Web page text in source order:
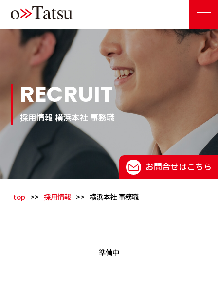
RECRUIT
採用情報 横浜本社 事務職
お問合せはこちら
top >> 採用情報 >> 横浜本社 事務職
準備中